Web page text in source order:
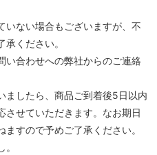
いない場合もございますが、不
ください。
い合わせへの弊社からのご連絡
ましたら、商品ご到着後5日以内
させていただきます。なお期日
すので予めご了承ください。